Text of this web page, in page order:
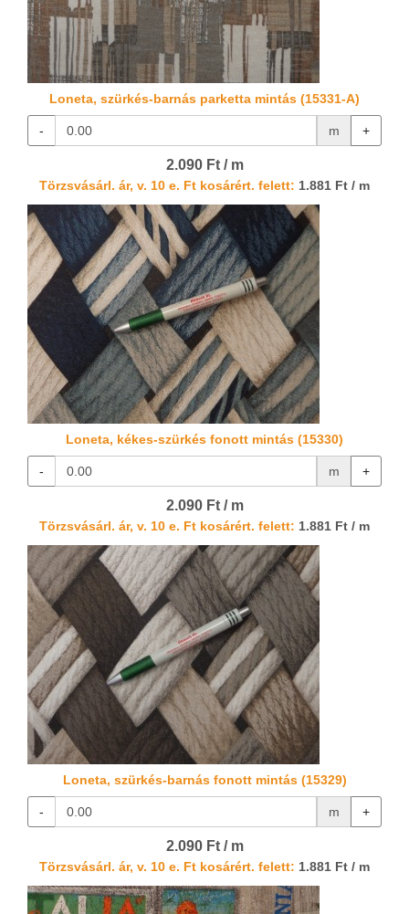
Loneta, szürkés-barnás parketta mintás (15331-A)
- m +
2.090 Ft / m
Törzsvásárl. ár, v. 10 e. Ft kosárért. felett: 1.881 Ft / m
Loneta, kékes-szürkés fonott mintás (15330)
- m +
2.090 Ft / m
Törzsvásárl. ár, v. 10 e. Ft kosárért. felett: 1.881 Ft / m
Loneta, szürkés-barnás fonott mintás (15329)
- m +
2.090 Ft / m
Törzsvásárl. ár, v. 10 e. Ft kosárért. felett: 1.881 Ft / m